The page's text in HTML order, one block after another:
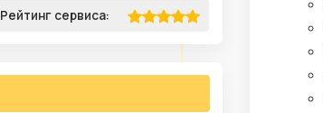
Рейтинг сервиса: